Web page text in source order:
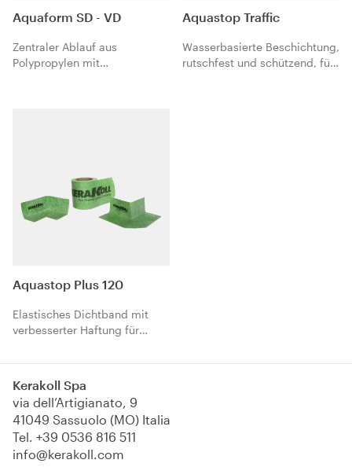
Aquaform SD - VD
Zentraler Ablauf aus
Polypropylen mit
Aquastop Traffic
Wasserbasierte Beschichtung,
rutschfest und schützend, für
Aquastop Plus 120
Elastisches Dichtband mit
verbesserter Haftung für
Die Struktur in 3 Schichten
zentrales Kernstück aus
alkalibeständigem TPE und
Polypropylenfaser
gewährleistet extreme
Kompatibilität mit den
Kerakoll Spa
via dell’Artigianato, 9
41049 Sassuolo (MO) Italia
Tel. +39 0536 816 511
info@kerakoll.com